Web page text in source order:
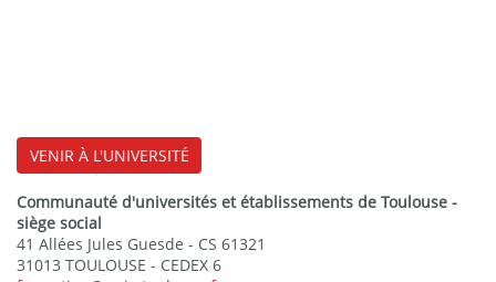
VENIR À L'UNIVERSITÉ
Communauté d'universités et établissements de Toulouse -
siège social
41 Allées Jules Guesde - CS 61321
31013 TOULOUSE - CEDEX 6